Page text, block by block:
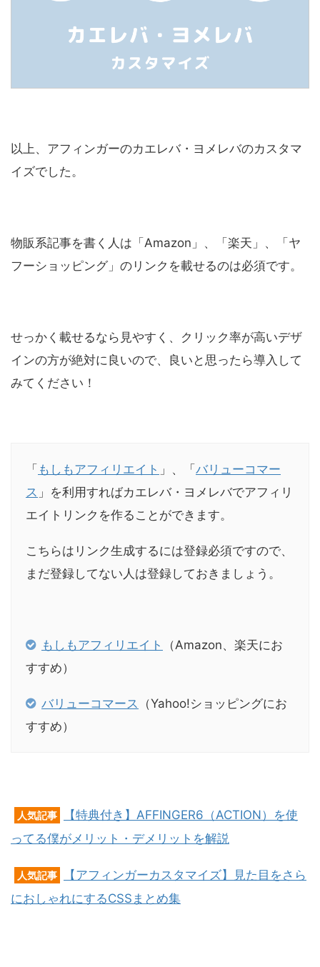
以上、アフィンガーのカエレバ・ヨメレバのカスタマ
イズでした。
物販系記事を書く人は「Amazon」、「楽天」、「ヤ
フーショッピング」のリンクを載せるのは必須です。
せっかく載せるなら見やすく、クリック率が高いデザ
インの方が絶対に良いので、良いと思ったら導入して
みてください！
「 もしもアフィリエイト 」、「 バリューコマー
ス 」を利用すればカエレバ・ヨメレバでアフィリ
エイトリンクを作ることができます。
こちらはリンク生成するには登録必須ですので、
まだ登録してない人は登録しておきましょう。
もしもアフィリエイト
（Amazon、楽天にお
すすめ）
バリューコマース （Yahoo!ショッピングにお
すすめ）
人気記事
【特典付き】AFFINGER6（ACTION）を使
ってる僕がメリット・デメリットを解説
人気記事
【アフィンガーカスタマイズ】見た目をさら
におしゃれにするCSSまとめ集